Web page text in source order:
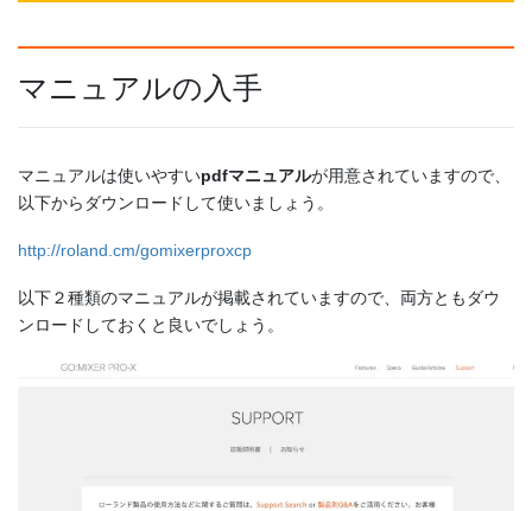
マニュアルの入手
マニュアルは使いやすいpdfマニュアルが用意されていますので、
以下からダウンロードして使いましょう。
http://roland.cm/gomixerproxcp
以下２種類のマニュアルが掲載されていますので、両方ともダウ
ンロードしておくと良いでしょう。